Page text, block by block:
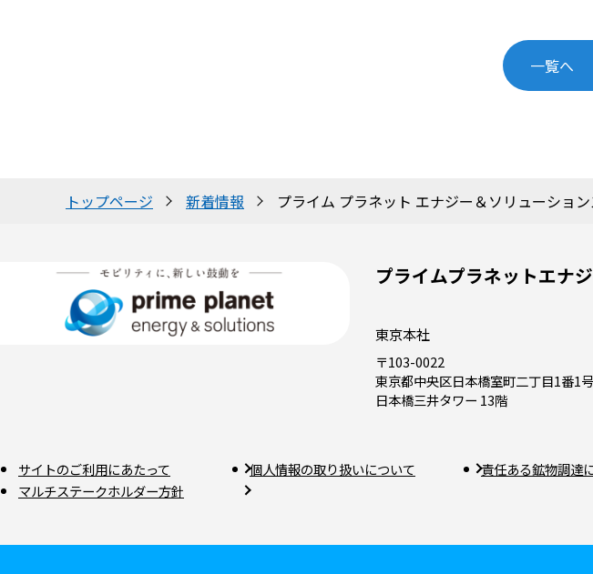
一覧へ
トップページ 新着情報 プライム プラネット エナジー＆ソリューショ
プライムプラネットエナ
東京本社
〒103-0022
東京都中央区日本橋室町二丁目1番1
日本橋三井タワー 13階
サイトのご利用にあたって 個人情報の取り扱いについて 責任ある鉱物調達
マルチステークホルダー方針